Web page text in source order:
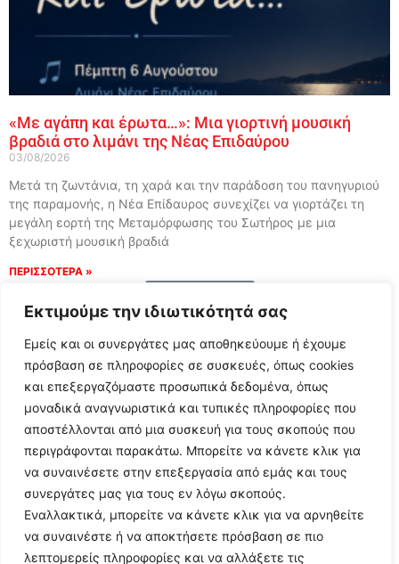
Εκτιμούμε την ιδιωτικότητά σας
Εμείς και οι συνεργάτες μας αποθηκεύουμε ή έχουμε
πρόσβαση σε πληροφορίες σε συσκευές, όπως cookies
και επεξεργαζόμαστε προσωπικά δεδομένα, όπως
μοναδικά αναγνωριστικά και τυπικές πληροφορίες που
αποστέλλονται από μια συσκευή για τους σκοπούς που
περιγράφονται παρακάτω. Μπορείτε να κάνετε κλικ για
να συναινέσετε στην επεξεργασία από εμάς και τους
συνεργάτες μας για τους εν λόγω σκοπούς.
Εναλλακτικά, μπορείτε να κάνετε κλικ για να αρνηθείτε
να συναινέστε ή να αποκτήσετε πρόσβαση σε πιο
λεπτομερείς πληροφορίες και να αλλάξετε τις
«Με αγάπη και έρωτα…»: Μια γιορτινή μουσική
βραδιά στο λιμάνι της Νέας Επιδαύρου
03/08/2026
Μετά τη ζωντάνια, τη χαρά και την παράδοση του πανηγυριού
της παραμονής, η Νέα Επίδαυρος συνεχίζει να γιορτάζει τη
μεγάλη εορτή της Μεταμόρφωσης του Σωτήρος με μια
ξεχωριστή μουσική βραδιά
ΠΕΡΙΣΣΟΤΕΡΑ »
Follow Us